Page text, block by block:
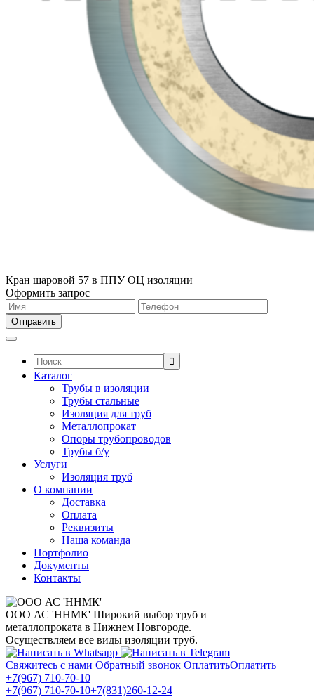
Кран шаровой 57 в ППУ ОЦ изоляции
Оформить запрос
Поиск:
Каталог
Трубы в изоляции
Трубы стальные
Изоляция для труб
Металлопрокат
Опоры трубопроводов
Трубы б/у
Услуги
Изоляция труб
О компании
Доставка
Оплата
Реквизиты
Наша команда
Портфолио
Документы
Контакты
ООО АС 'ННМК' Широкий выбор труб и
металлопроката в Нижнем Новгороде.
Осуществляем все виды изоляции труб.
Свяжитесь с нами Обратный звонок ОплатитьОплатить
+7(967) 710-70-10
+7(967) 710-70-10+7(831)260-12-24